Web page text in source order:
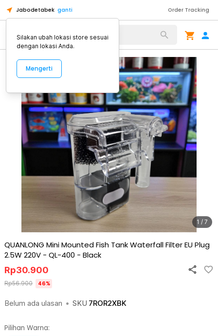
Jabodetabek ganti Order Tracking
Alat Kopi
1 / 7
QUANLONG Mini Mounted Fish Tank Waterfall Filter EU Plug
2.5W 220V - QL-400 - Black
Belum ada ulasan • SKU 7ROR2XBK
Rp30.900
Rp56.900 46%
Pilihan Warna:
Silakan ubah lokasi store sesuai
dengan lokasi Anda.
Mengerti